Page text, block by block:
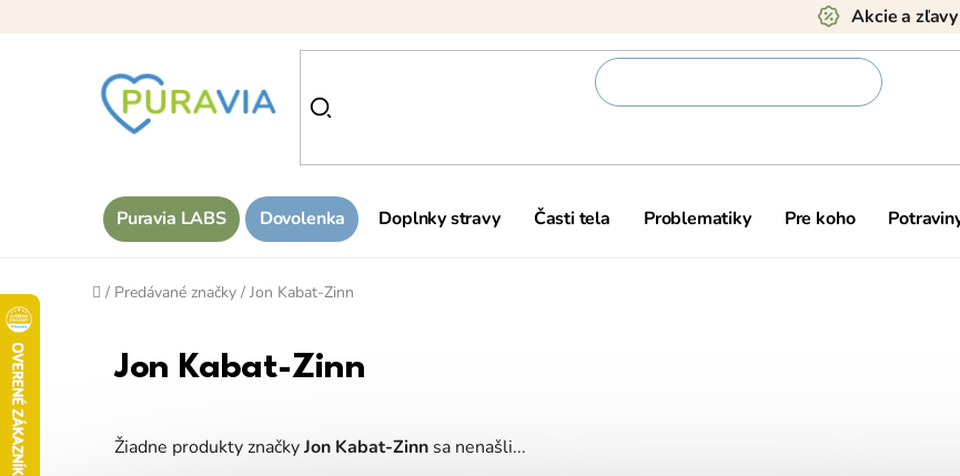
Akcie a zľavy
Puravia LABS Dovolenka Doplnky stravy Časti tela Problematiky Pre koho
Domov
/ Predávané značky / Jon Kabat-Zinn
Jon Kabat-Zinn
Žiadne produkty značkyJon Kabat-Zinn sa nenašli...